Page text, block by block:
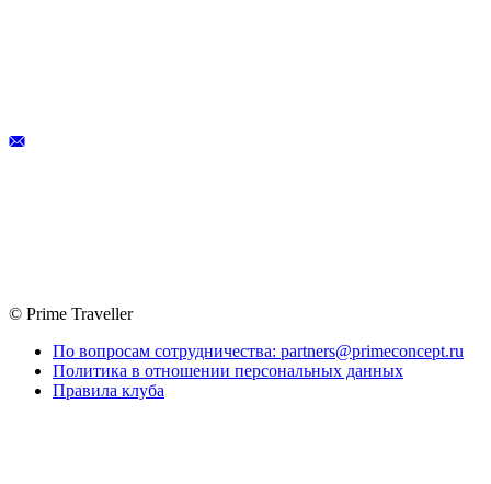
© Prime Traveller
По вопросам сотрудничества: partners@primeconcept.ru
Политика в отношении персональных данных
Правила клуба